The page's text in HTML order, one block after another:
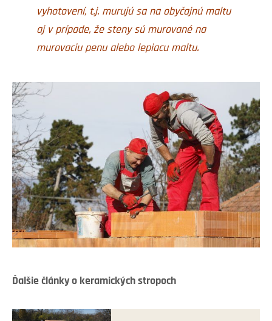
vyhotovení, t.j. murujú sa na obyčajnú maltu
aj v prípade, že steny sú murované na
murovaciu penu alebo lepiacu maltu.
Ďalšie články o keramických stropoch